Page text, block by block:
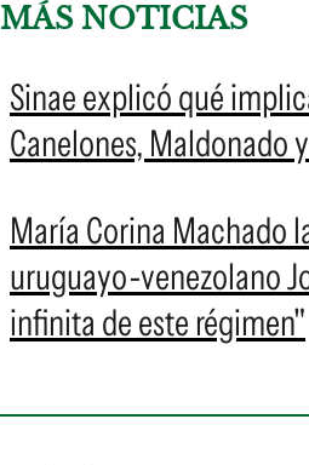
MÁS NOTICIAS
Sinae explicó qué
Canelones, Maldonado
María Corina Machado
uruguayo-venezolano
infinita de este régimen"